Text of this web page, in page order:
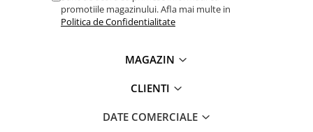
promotiile magazinului. Afla mai multe in
Politica de Confidentialitate
MAGAZIN
CLIENTI
DATE COMERCIALE